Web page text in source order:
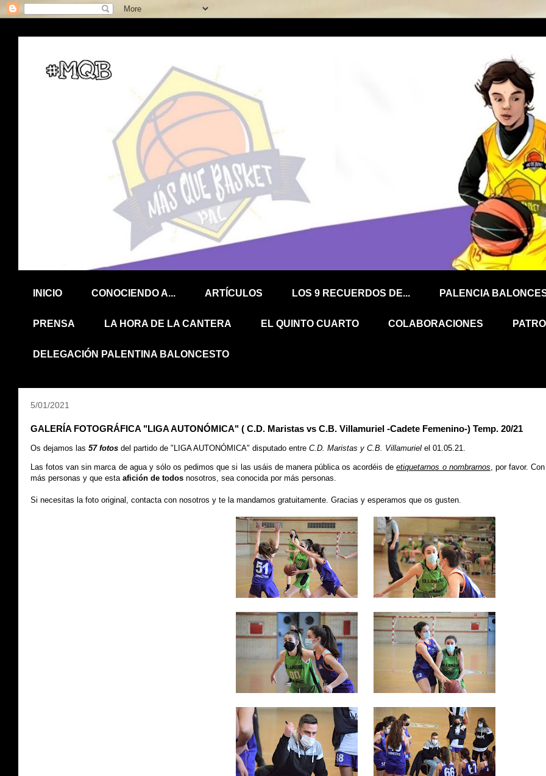
INICIO CONOCIENDO A... ARTÍCULOS LOS 9 RECUERDOS DE... PALENCIA
PRENSA LA HORA DE LA CANTERA EL QUINTO CUARTO COLABORACIONES
DELEGACIÓN PALENTINA BALONCESTO
5/01/2021
GALERÍA FOTOGRÁFICA "LIGA AUTONÓMICA" ( C.D. Maristas vs C.B. Villamuriel -Cadete Femenino-) Temp. 20/21
Os dejamos las 57 fotos del partido de "LIGA AUTONÓMICA" disputado entre C.D. Maristas y C.B. Villamuriel el 01.05.21.
Las fotos van sin marca de agua y sólo os pedimos que si las usáis de manera pública os acordéis deetiquetarnos o nombrarnos, por favor.
más personas y que esta afición de todos nosotros, sea conocida por más personas.
Si necesitas la foto original, contacta con nosotros y te la mandamos gratuitamente. Gracias y esperamos que os gusten.